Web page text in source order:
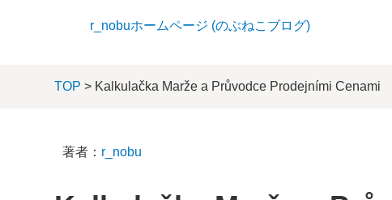
r_nobuホームページ (のぶねこブログ)
TOP > Kalkulačka Marže a Průvodce Prodejními Cenami
著者： r_nobu